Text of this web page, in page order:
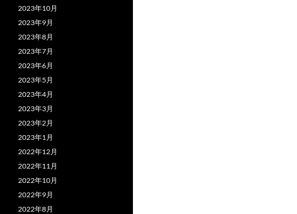
2023年10月
2023年9月
2023年8月
2023年7月
2023年6月
2023年5月
2023年4月
2023年3月
2023年2月
2023年1月
2022年12月
2022年11月
2022年10月
2022年9月
2022年8月